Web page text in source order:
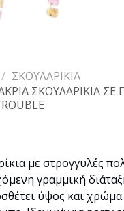
/ ΣΚΟΥΛΑΡΊΚΙΑ
ΣΚΟΥΛΑΡΙΚΙΑ ΣΕ
με στρογγυλές
γραμμική
ύψος και